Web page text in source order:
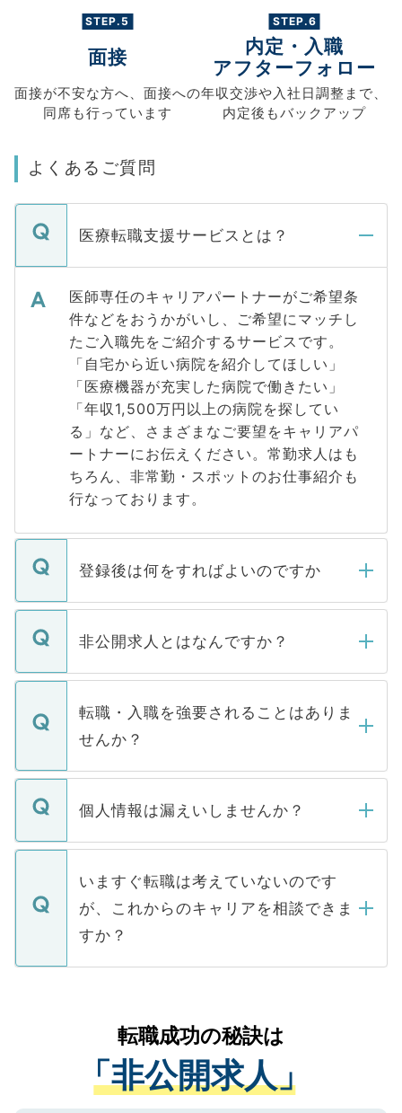
STEP.5
面接
面接が不安な方へ、 面接への
同席も行っています
STEP.6
内定・入職
アフターフォロー
年収交渉や入社日調整まで、
内定後もバックアップ
よくあるご質問
医療転職支援サービスとは？
医師専任のキャリアパートナーがご希望条
件などをおうかがいし、ご希望にマッチし
たご入職先をご紹介するサービスです。
「自宅から近い病院を紹介してほしい」
「医療機器が充実した病院で働きたい」
「年収1,500万円以上の病院を探してい
る」など、さまざまなご要望をキャリアパ
ートナーにお伝えください。常勤求人はも
ちろん、非常勤・スポットのお仕事紹介も
行なっております。
登録後は何をすればよいのですか
ご登録いただきましたら、弊社担当者がご
登録内容を確認し、その後メールもしくは
ます。通常、5営業日以内にはご連絡をせて
いただきますので、しばらくお待ちくださ
非公開求人とはなんですか？
マイナビDOCTORで取り扱っている求人の
うち約3割は、Webサイトからご覧いただ
けない「非公開求人」です。非公開求人は
下記の理由によって、一般には公開してい
ません。
■応募殺到を避けるため 人気のある医療機
関を公にしてしまうと、応募が殺到する場
に、医療機関が求める条件に合った人材の
みを人材紹介会社に依頼するケースが増え
ています。
転職・入職を強要されることはありま
せんか？
転職・入職を強要することは一切ありませ
ん。また、仮に応募先から内定をいただい
定を承諾する必要はありません。内定先へ
の辞退の連絡はキャリアパートナーが行い
個人情報は漏えいしませんか？
個人情報が漏えいすることはありませんの
で、ご安心ください。当サイトからの登録
などで収集したご登録者様の個人情報は、
ご本人のキャリアアップおよび転職活動の
支援を目的に使用いたします。お預かりし
ているすべての個人データはご本人の許可
は、個人情報の取り扱いについての厳密な
管理基準を満たした事業者のみに付与され
る、プライバシーマークを取得済みです。
いますぐ転職は考えていないのです
が、これからのキャリアを相談できま
すか？
かがいして、現在の医療機関の状況や紹介
経験をまじえながら、適切なアドバイスを
させていただきます。すぐにご転職をされ
ない方には、長期的なサポートが可能です
転職成功の秘訣は
「非公開求人」